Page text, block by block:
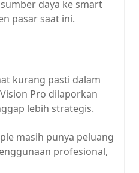
daya ke smart
pasar saat ini.
kurang pasti dalam
Pro dilaporkan
lebih strategis.
masih punya peluang
profesional,